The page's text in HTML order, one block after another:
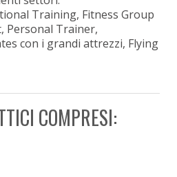
Training, Fitness Group
Personal Trainer,
con i grandi attrezzi, Flying
COMPRESI: